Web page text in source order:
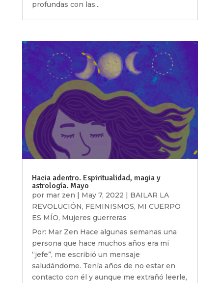
profundas con las...
Hacia adentro. Espiritualidad, magia y
astrología. Mayo
por mar zen | May 7, 2022 | BAILAR LA
REVOLUCIÓN, FEMINISMOS, MI CUERPO
ES MÍO, Mujeres guerreras
Por: Mar Zen Hace algunas semanas una
persona que hace muchos años era mi
“jefe”, me escribió un mensaje
saludándome. Tenía años de no estar en
contacto con él y aunque me extrañó leerle,